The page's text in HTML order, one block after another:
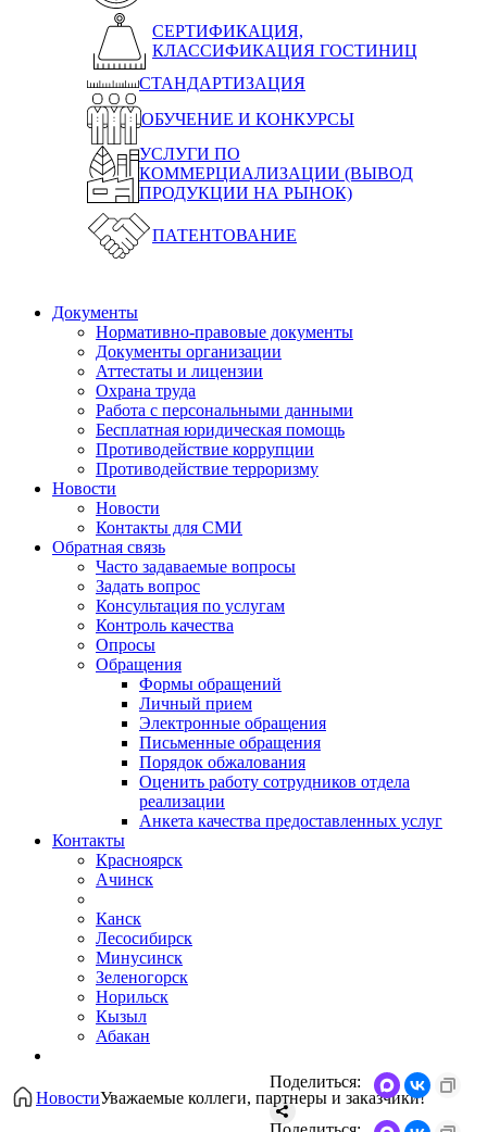
СЕРТИФИКАЦИЯ,
КЛАССИФИКАЦИЯ ГОСТИНИЦ
СТАНДАРТИЗАЦИЯ
ОБУЧЕНИЕ И КОНКУРСЫ
УСЛУГИ ПО
КОММЕРЦИАЛИЗАЦИИ (ВЫВОД
ПРОДУКЦИИ НА РЫНОК)
ПАТЕНТОВАНИЕ
Документы
Нормативно-правовые документы
Документы организации
Аттестаты и лицензии
Охрана труда
Работа с персональными данными
Бесплатная юридическая помощь
Противодействие коррупции
Противодействие терроризму
Новости
Новости
Контакты для СМИ
Обратная связь
Часто задаваемые вопросы
Задать вопрос
Консультация по услугам
Контроль качества
Опросы
Обращения
Формы обращений
Личный прием
Электронные обращения
Письменные обращения
Порядок обжалования
Оценить работу сотрудников отдела
реализации
Анкета качества предоставленных услуг
Контакты
Красноярск
Ачинск
Канск
Лесосибирск
Минусинск
Зеленогорск
Норильск
Кызыл
Абакан
Новости​Уважаемые коллеги, партнеры и заказчики!
Поделиться: